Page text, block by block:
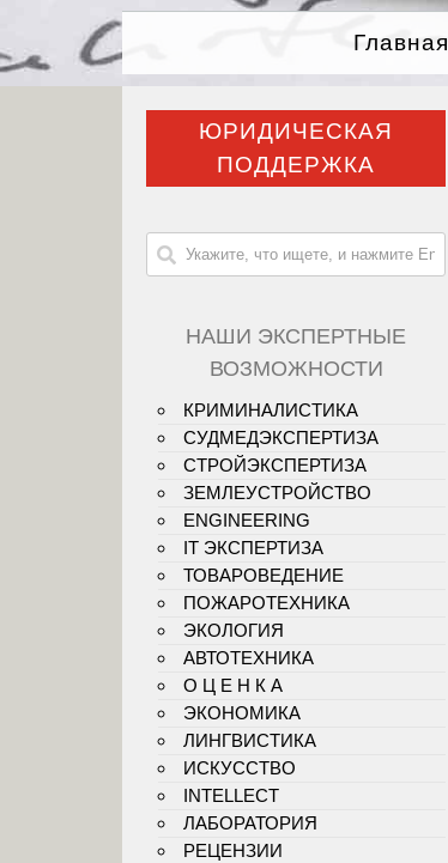
Главная
ЮРИДИЧЕСКАЯ
ПОДДЕРЖКА
НАШИ ЭКСПЕРТНЫЕ
ВОЗМОЖНОСТИ
КРИМИНАЛИСТИКА
СУДМЕДЭКСПЕРТИЗА
СТРОЙЭКСПЕРТИЗА
ЗЕМЛЕУСТРОЙСТВО
ENGINEERING
IT ЭКСПЕРТИЗА
ТОВАРОВЕДЕНИЕ
ПОЖАРОТЕХНИКА
ЭКОЛОГИЯ
АВТОТЕХНИКА
О Ц Е Н К А
ЭКОНОМИКА
ЛИНГВИСТИКА
ИСКУССТВО
INTELLECT
ЛАБОРАТОРИЯ
РЕЦЕНЗИИ